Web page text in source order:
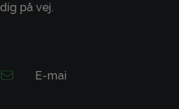
dig på vej.
E-mai